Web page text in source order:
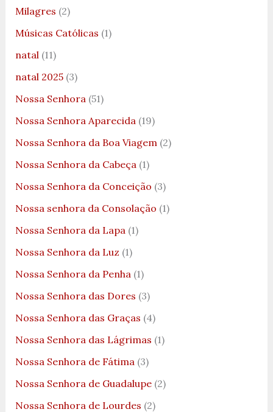
Milagres (2)
Músicas Católicas (1)
natal (11)
natal 2025(3)
Nossa Senhora (51)
Nossa Senhora Aparecida (19)
Nossa Senhora da Boa Viagem (2)
Nossa Senhora da Cabeça (1)
Nossa Senhora da Conceição (3)
Nossa senhora da Consolação (1)
Nossa Senhora da Lapa (1)
Nossa Senhora da Luz (1)
Nossa Senhora da Penha (1)
Nossa Senhora das Dores (3)
Nossa Senhora das Graças (4)
Nossa Senhora das Lágrimas (1)
Nossa Senhora de Fátima (3)
Nossa Senhora de Guadalupe(2)
Nossa Senhora de Lourdes (2)